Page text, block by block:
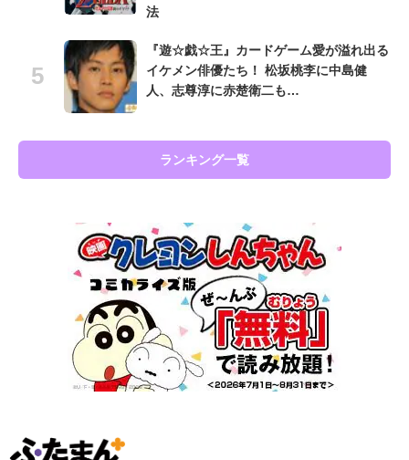
法
『遊☆戯☆王』カードゲーム愛が溢れ出る
イケメン俳優たち！ 松坂桃李に中島健
人、志尊淳に赤楚衛二も…
ランキング一覧